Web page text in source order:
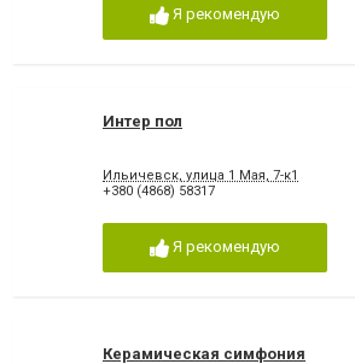
Я рекомендую
Интер пол
Ильичевск, улица 1 Мая, 7-к1
+380 (4868) 58317
Я рекомендую
Керамическая симфония